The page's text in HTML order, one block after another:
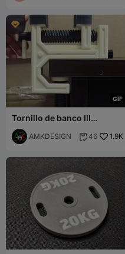
GIF

Tornillo de banco III
(velocidad de avance: 5,5 -
11 - 22 mm/rev)
AMKDESIGN  46 1.9K